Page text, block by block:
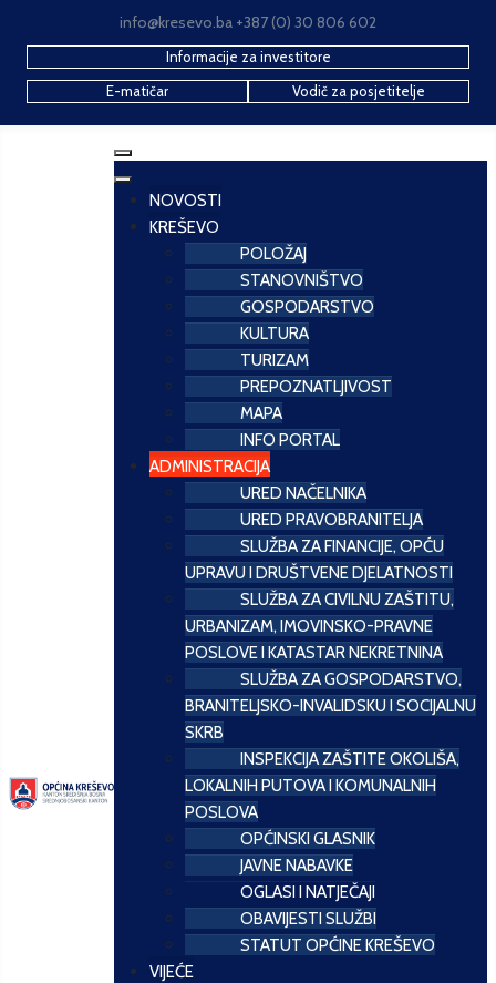
info@kresevo.ba +387 (0) 30 806 602
Informacije za investitore
E-matičar
Vodič za posjetitelje
NOVOSTI
KREŠEVO
POLOŽAJ
STANOVNIŠTVO
GOSPODARSTVO
KULTURA
TURIZAM
PREPOZNATLJIVOST
MAPA
INFO PORTAL
ADMINISTRACIJA
URED NAČELNIKA
URED PRAVOBRANITELJA
SLUŽBA ZA FINANCIJE, OPĆU
UPRAVU I DRUŠTVENE DJELATNOSTI
SLUŽBA ZA CIVILNU ZAŠTITU,
URBANIZAM, IMOVINSKO-PRAVNE
POSLOVE I KATASTAR NEKRETNINA
SLUŽBA ZA GOSPODARSTVO,
BRANITELJSKO-INVALIDSKU I SOCIJALNU
SKRB
INSPEKCIJA ZAŠTITE OKOLIŠA,
LOKALNIH PUTOVA I KOMUNALNIH
POSLOVA
OPĆINSKI GLASNIK
JAVNE NABAVKE
OGLASI I NATJEČAJI
OBAVIJESTI SLUŽBI
STATUT OPĆINE KREŠEVO
VIJEĆE